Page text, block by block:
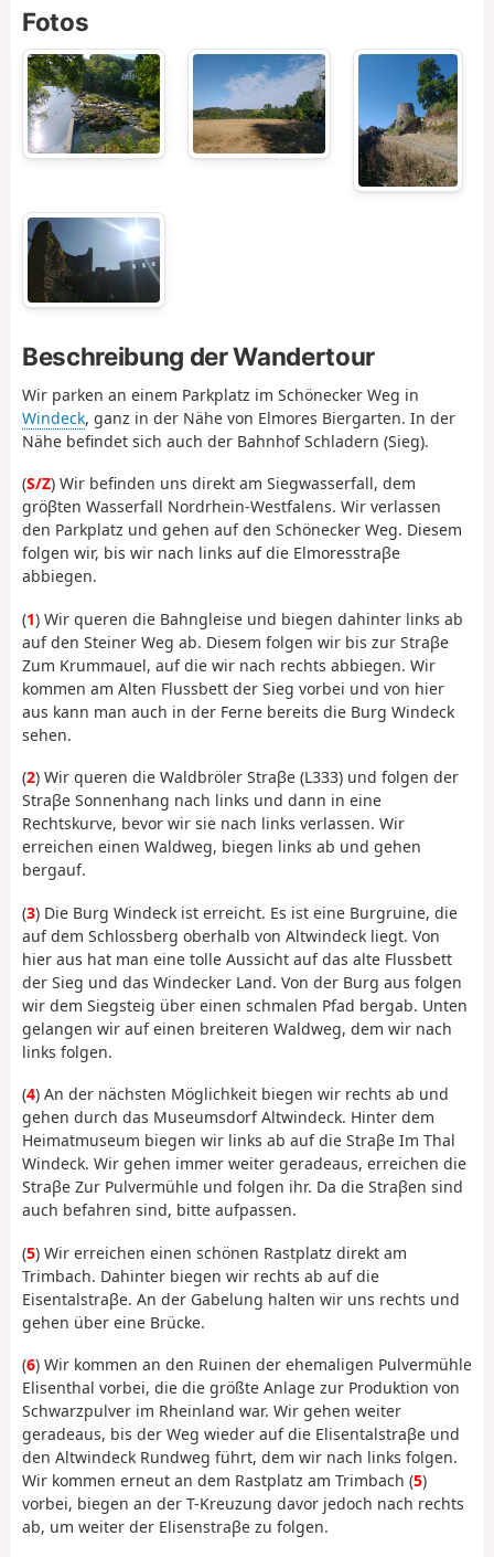
Fotos
Beschreibung der Wandertour
Wir parken an einem Parkplatz im Schönecker Weg in
Windeck, ganz in der Nähe von Elmores Biergarten. In der
Nähe befindet sich auch der Bahnhof Schladern (Sieg).
(S/Z) Wir befinden uns direkt am Siegwasserfall, dem
gröβten Wasserfall Nordrhein-Westfalens. Wir verlassen
den Parkplatz und gehen auf den Schönecker Weg. Diesem
folgen wir, bis wir nach links auf die Elmoresstraβe
abbiegen.
(1) Wir queren die Bahngleise und biegen dahinter links ab
auf den Steiner Weg ab. Diesem folgen wir bis zur Straβe
Zum Krummauel, auf die wir nach rechts abbiegen. Wir
kommen am Alten Flussbett der Sieg vorbei und von hier
aus kann man auch in der Ferne bereits die Burg Windeck
sehen.
(2) Wir queren die Waldbröler Straβe (L333) und folgen der
Straβe Sonnenhang nach links und dann in eine
Rechtskurve, bevor wir sie nach links verlassen. Wir
erreichen einen Waldweg, biegen links ab und gehen
bergauf.
(3) Die Burg Windeck ist erreicht. Es ist eine Burgruine, die
auf dem Schlossberg oberhalb von Altwindeck liegt. Von
hier aus hat man eine tolle Aussicht auf das alte Flussbett
der Sieg und das Windecker Land. Von der Burg aus folgen
wir dem Siegsteig über einen schmalen Pfad bergab. Unten
gelangen wir auf einen breiteren Waldweg, dem wir nach
links folgen.
(4) An der nächsten Möglichkeit biegen wir rechts ab und
gehen durch das Museumsdorf Altwindeck. Hinter dem
Heimatmuseum biegen wir links ab auf die Straβe Im Thal
Windeck. Wir gehen immer weiter geradeaus, erreichen die
Straβe Zur Pulvermühle und folgen ihr. Da die Straβen sind
auch befahren sind, bitte aufpassen.
(5) Wir erreichen einen schönen Rastplatz direkt am
Trimbach. Dahinter biegen wir rechts ab auf die
Eisentalstraβe. An der Gabelung halten wir uns rechts und
gehen über eine Brücke.
(6) Wir kommen an den Ruinen der ehemaligen Pulvermühle
Elisenthal vorbei, die die größte Anlage zur Produktion von
Schwarzpulver im Rheinland war. Wir gehen weiter
geradeaus, bis der Weg wieder auf die Elisentalstraβe und
den Altwindeck Rundweg führt, dem wir nach links folgen.
Wir kommen erneut an dem Rastplatz am Trimbach (5)
vorbei, biegen an der T-Kreuzung davor jedoch nach rechts
ab, um weiter der Elisenstraβe zu folgen.